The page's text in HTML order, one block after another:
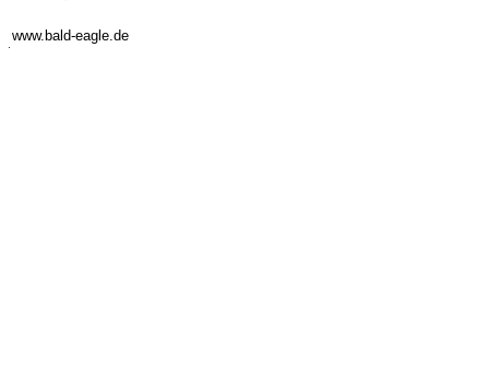
www.bald-eagle.de